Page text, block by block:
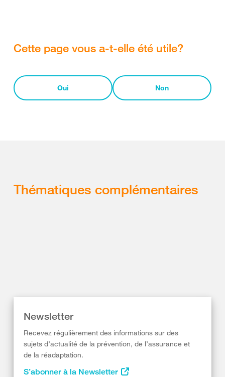
Cette page vous a-t-elle été utile?
Oui Non
Thématiques complémentaires
Newsletter
Recevez régulièrement des informations sur des
sujets d’actualité de la prévention, de l’assurance et
de la réadaptation.
S’abonner à la Newsletter